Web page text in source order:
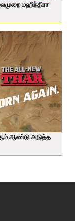
மஹிந்திரா
ஆம் ஆண்டு அடுத்த